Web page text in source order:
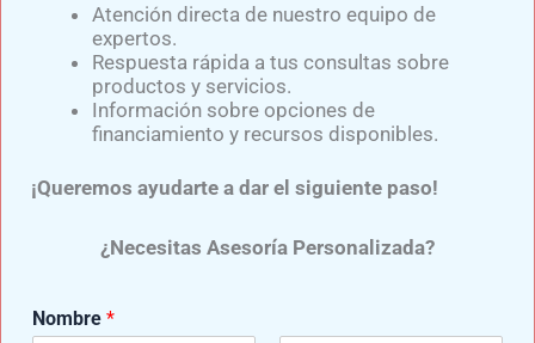
Samuel Medina
miembro superior y prótesis para miembro inferior,
reconocidas marcas como: Ottobock, Ossur, Oandp, Willow
Wood, entre otras.
Atención directa de nuestro equipo de
expertos.
Respuesta rápida a tus consultas sobre
productos y servicios.
Información sobre opciones de
financiamiento y recursos disponibles.
¡Queremos ayudarte a dar el siguiente paso!
¿Necesitas Asesoría Personalizada?
Nombre *